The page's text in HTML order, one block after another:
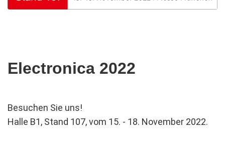
Electronica 2022
Besuchen Sie uns!
Halle B1, Stand 107, vom 15. - 18. November 2022.